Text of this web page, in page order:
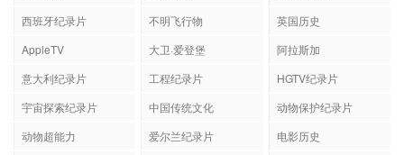
西班牙纪录片
不明飞行物
英国历史
AppleTV
大卫·爱登堡
阿拉斯加
意大利纪录片
工程纪录片
HGTV纪录片
宇宙探索纪录片
中国传统文化
动物保护纪录片
动物超能力
爱尔兰纪录片
电影历史